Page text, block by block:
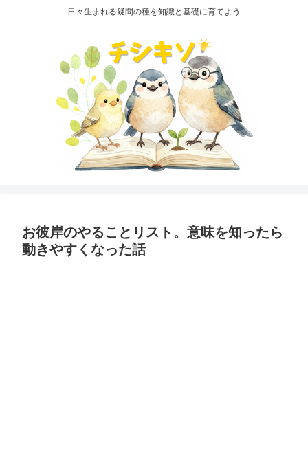
日々生まれる疑問の種を知識と基礎に育てよう
お彼岸のやることリスト。意味を知ったら
動きやすくなった話